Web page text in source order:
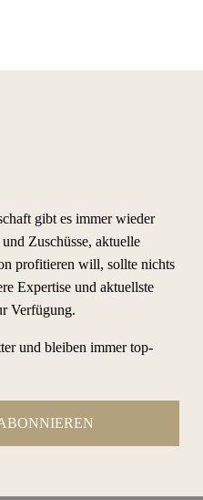
gibt es immer wieder
Zuschüsse, aktuelle
profitieren will, sollte nichts
Expertise und aktuellste
Verfügung.
und bleiben immer top-